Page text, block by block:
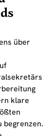
über
klare
begrenzen.